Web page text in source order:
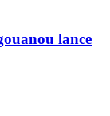
lance